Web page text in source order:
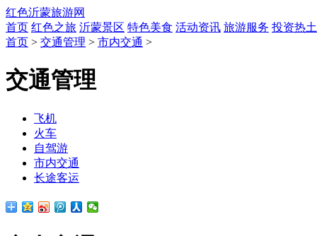
红色沂蒙旅游网
首页 红色之旅 沂蒙景区 特色美食 活动资讯 旅游服务 投资热土
首页 > 交通管理 > 市内交通 >
交通管理
飞机
火车
自驾游
市内交通
长途客运